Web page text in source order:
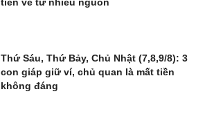
Thứ Sáu, Thứ Bảy, Chủ Nhật (7,8,9/8): 3
con giáp giữ ví, chủ quan là mất tiền
không đáng